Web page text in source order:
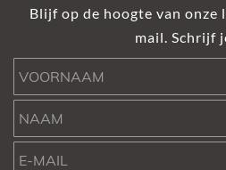
Blijf op de hoogte van onze
mail. Schrijf